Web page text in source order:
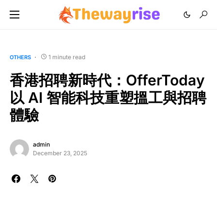
OTHERS 1 minute read
香港招聘新時代：OfferToday
以 AI 智能科技重塑搵工與招聘
體驗
admin
December 23, 2025